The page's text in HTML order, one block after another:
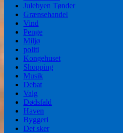
Julebyen Tønder
Grænsehandel
Vind
Penge
Miljø
politi
Kongehuset
Shopping
Musik
Debat
Valg
Dødsfald
Haven
Byggeri
Det sker